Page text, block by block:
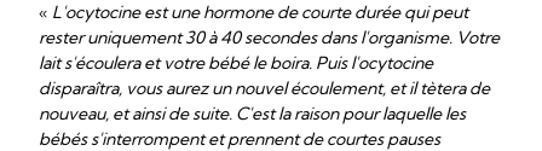
« L'ocytocine est une hormone de courte durée qui peut
rester uniquement 30 à 40 secondes dans l'organisme. Votre
lait s'écoulera et votre bébé le boira. Puis l'ocytocine
disparaîtra, vous aurez un nouvel écoulement, et il tètera de
nouveau, et ainsi de suite. C'est la raison pour laquelle les
bébés s'interrompent et prennent de courtes pauses